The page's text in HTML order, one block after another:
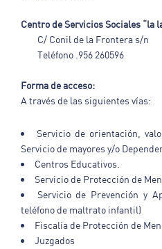
Centro de Servicios Sociales “la
C/ Conil de la Frontera s/n
Teléfono .956 260596
Forma de acceso:
A través de las siguientes vías:
Servicio de orientación,
Servicio de mayores y/o
Centros Educativos.
Servicio de Protección de
Servicio de Prevención y
teléfono de maltrato infantil)
Fiscalía de Protección de
Juzgados